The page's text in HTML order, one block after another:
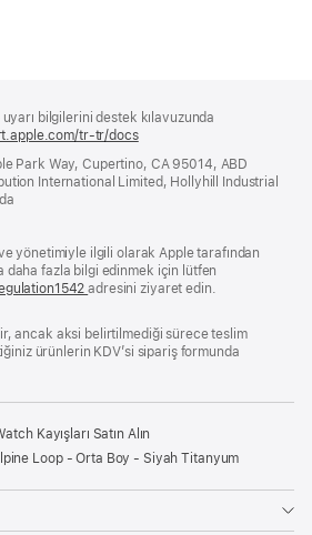
bilgilerini destek kılavuzunda
tr-tr/docs(yeni
pencerede
açılır)
Park Way, Cupertino, CA 95014, ABD
International Limited, Hollyhill Industrial
yönetimiyle ilgili olarak Apple tarafından
daha fazla bilgi edinmek için lütfen
(yeni
pencerede
açılır)
adresini ziyaret edin.
ancak aksi belirtilmediği sürece teslim
ürünlerin KDV’si sipariş formunda
Kayışları Satın Alın
Loop - Orta Boy - Siyah Titanyum